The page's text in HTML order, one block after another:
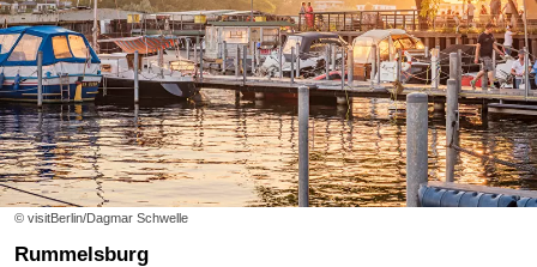
© visitBerlin/Dagmar Schwelle
Rummelsburg